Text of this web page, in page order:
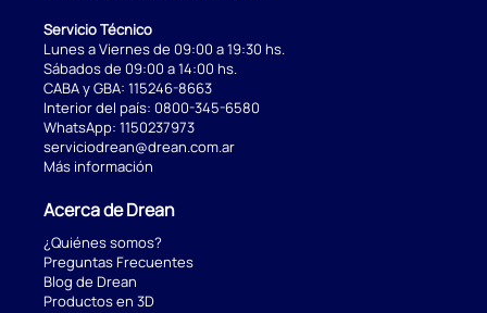
Servicio Técnico
Lunes a Viernes de 09:00 a 19:30 hs.
Sábados de 09:00 a 14:00 hs.
CABA y GBA: 115246-8663
Interior del país: 0800-345-6580
WhatsApp: 1150237973
serviciodrean@drean.com.ar
Más información
Acerca de Drean
¿Quiénes somos?
Preguntas Frecuentes
Blog de Drean
Productos en 3D